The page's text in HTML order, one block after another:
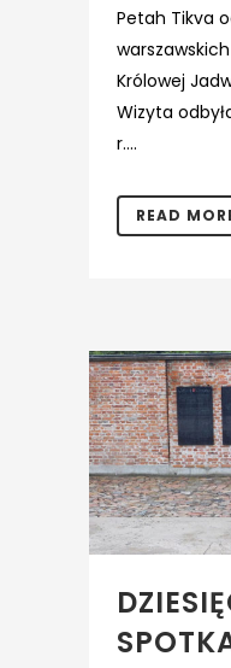
Petah Tikva
Królowej
Wizyta
r....
READ